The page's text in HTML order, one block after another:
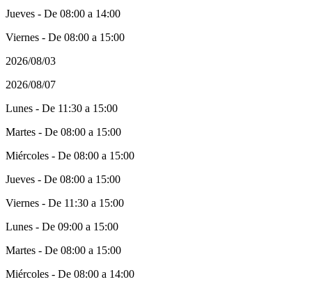
Jueves - De 08:00 a 14:00
Viernes - De 08:00 a 15:00
2026/08/03
2026/08/07
Lunes - De 11:30 a 15:00
Martes - De 08:00 a 15:00
Miércoles - De 08:00 a 15:00
Jueves - De 08:00 a 15:00
Viernes - De 11:30 a 15:00
Lunes - De 09:00 a 15:00
Martes - De 08:00 a 15:00
Miércoles - De 08:00 a 14:00